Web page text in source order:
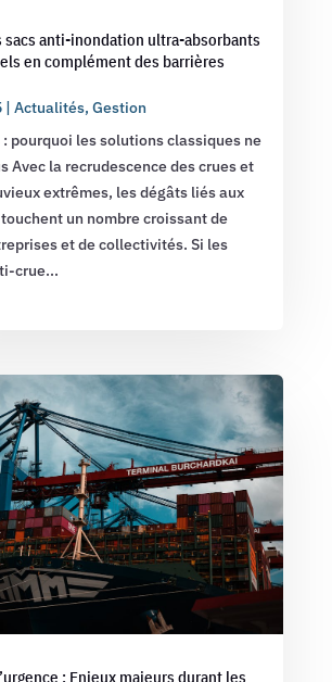
sacs anti-inondation ultra-absorbants
en complément des barrières
| Actualités, Gestion
pourquoi les solutions classiques ne
Avec la recrudescence des crues et
extrêmes, les dégâts liés aux
un nombre croissant de
et de collectivités. Si les
crue...
: Enjeux majeurs durant les